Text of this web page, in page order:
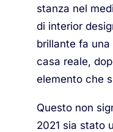
stanza nel
di interior
brillante fa
casa reale,
elemento che
Questo non
2021 sia stato